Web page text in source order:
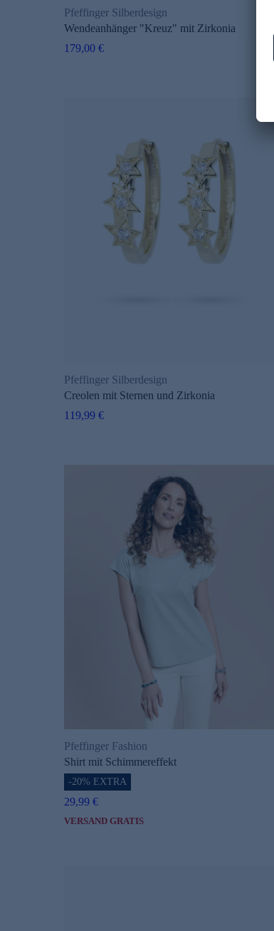
Pfeffinger Silberdesign
Wendeanhänger "Kreuz" mit Zirkonia
179,00 €
Pfeffinger Silberdesign
Creolen mit Sternen und Zirkonia
119,99 €
Pfeffinger Fashion
Shirt mit Schimmereffekt
-20% EXTRA
29,99 €
VERSAND GRATIS